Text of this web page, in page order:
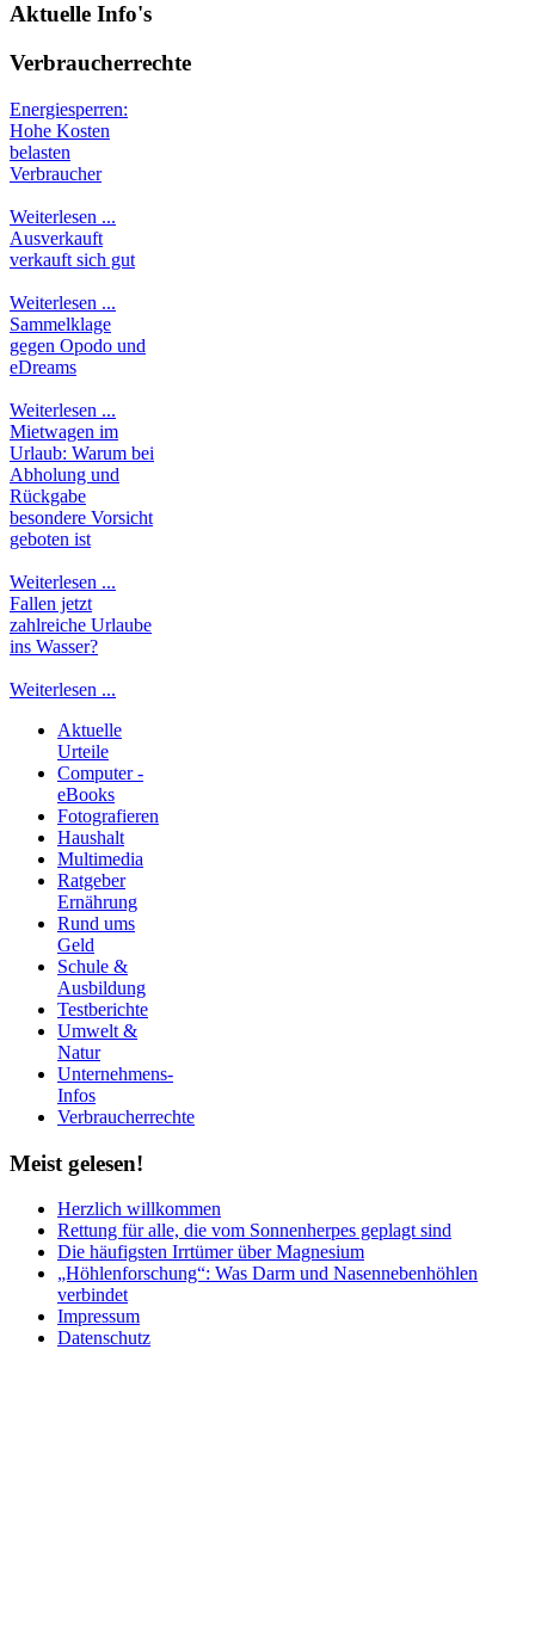
Aktuelle Info's
Verbraucherrechte
Energiesperren:
Hohe Kosten
belasten
Verbraucher
Weiterlesen ...
Ausverkauft
verkauft sich gut
Weiterlesen ...
Sammelklage
gegen Opodo und
eDreams
Weiterlesen ...
Mietwagen im
Urlaub: Warum bei
Abholung und
Rückgabe
besondere Vorsicht
geboten ist
Weiterlesen ...
Fallen jetzt
zahlreiche Urlaube
ins Wasser?
Weiterlesen ...
Aktuelle
Urteile
Computer -
eBooks
Fotografieren
Haushalt
Multimedia
Ratgeber
Ernährung
Rund ums
Geld
Schule &
Ausbildung
Testberichte
Umwelt &
Natur
Unternehmens-
Infos
Verbraucherrechte
Meist gelesen!
Herzlich willkommen
Rettung für alle, die vom Sonnenherpes geplagt sind
Die häufigsten Irrtümer über Magnesium
„Höhlenforschung“: Was Darm und Nasennebenhöhlen
verbindet
Impressum
Datenschutz